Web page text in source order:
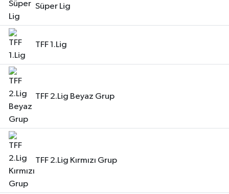
Süper Lig
TFF 1.Lig
TFF 2.Lig Beyaz Grup
TFF 2.Lig Kırmızı Grup